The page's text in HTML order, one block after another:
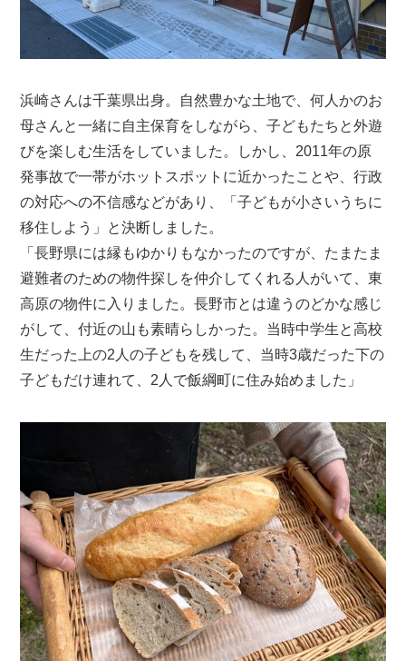
浜崎さんは千葉県出身。自然豊かな土地で、何人かのお
母さんと一緒に自主保育をしながら、子どもたちと外遊
びを楽しむ生活をしていました。しかし、2011年の原
発事故で一帯がホットスポットに近かったことや、行政
の対応への不信感などがあり、「子どもが小さいうちに
移住しよう」と決断しました。
「長野県には縁もゆかりもなかったのですが、たまたま
避難者のための物件探しを仲介してくれる人がいて、東
高原の物件に入りました。長野市とは違うのどかな感じ
がして、付近の山も素晴らしかった。当時中学生と高校
生だった上の2人の子どもを残して、当時3歳だった下の
子どもだけ連れて、2人で飯綱町に住み始めました」